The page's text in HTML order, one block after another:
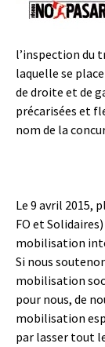
l’inspection du
laquelle se
de droite et de
précarisées et
nom de la
Le 9 avril 2015,
FO et
mobilisation
Si nous
mobilisation
pour nous, de
mobilisation
par lasser tout